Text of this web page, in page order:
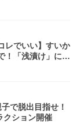
レでいい】すいか
！「浅漬け」にす
で脱出目指せ！
ション開催